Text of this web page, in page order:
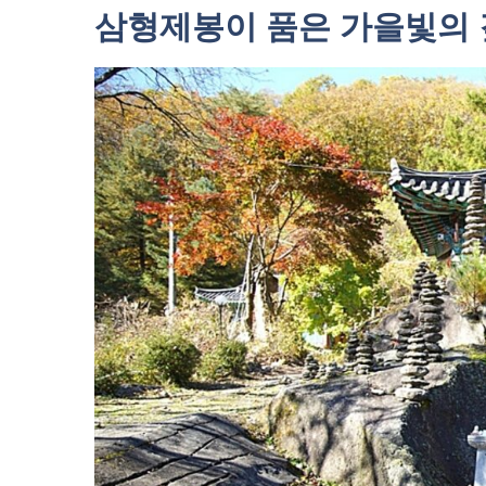
삼형제봉이 품은 가을빛의